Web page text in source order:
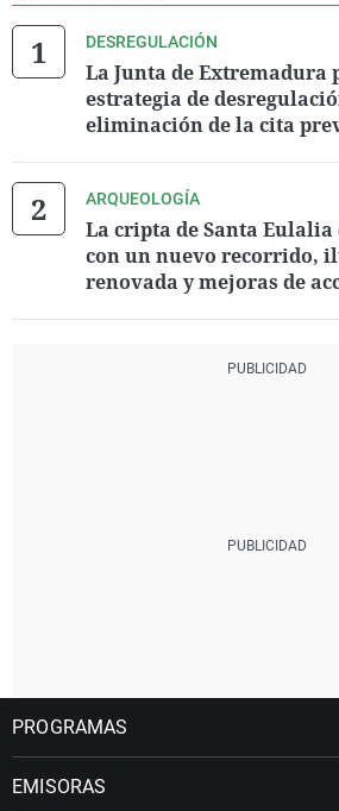
DESREGULACIÓN
La Junta de Extremadura
estrategia de
eliminación de la cita
ARQUEOLOGÍA
La cripta de Santa
con un nuevo recorrido,
renovada y mejoras de
PROGRAMAS
EMISORAS